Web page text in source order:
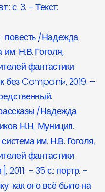
с. 3. – Текст:
повесть /Надежда
им. Н.В. Гоголя,
фантастики
без Compani», 2019. –
/Надежда
Н.Н.; Муницип.
им. Н.В. Гоголя,
фантастики
2011. – 35 с.: портр. –
как оно всё было на